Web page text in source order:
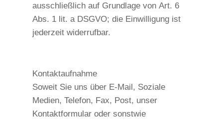
ausschließlich auf Grundlage von Art. 6
Abs. 1 lit. a DSGVO; die Einwilligung ist
jederzeit widerrufbar.
Kontaktaufnahme
Soweit Sie uns über E-Mail, Soziale
Medien, Telefon, Fax, Post, unser
Kontaktformular oder sonstwie